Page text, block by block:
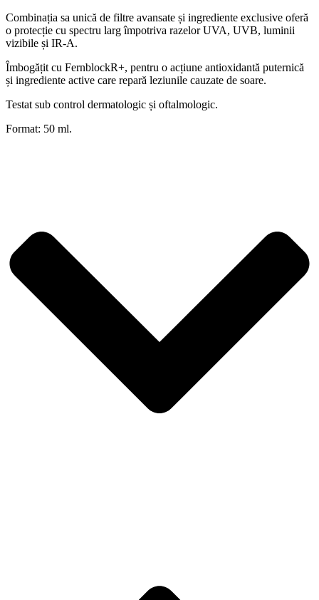
Combinația sa unică de filtre avansate și ingrediente exclusive oferă
o protecție cu spectru larg împotriva razelor UVA, UVB, luminii
vizibile și IR-A.
Îmbogățit cu FernblockR+, pentru o acțiune antioxidantă puternică
și ingrediente active care repară leziunile cauzate de soare.
Testat sub control dermatologic și oftalmologic.
Format: 50 ml.